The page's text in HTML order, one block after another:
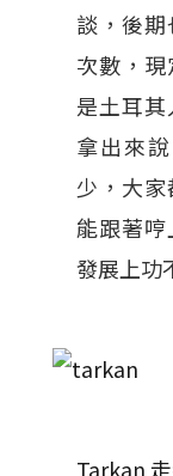
談，後
次數，
是土耳
拿出來
少，大
能跟著
發展上功
Tarkan